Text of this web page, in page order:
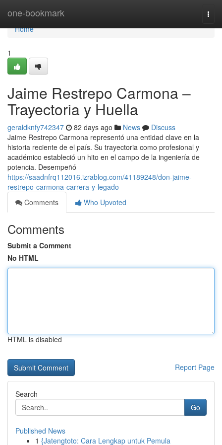
one-bookmark
Home
Home
1
Jaime Restrepo Carmona –
Trayectoria y Huella
geraldknfy742347 82 days ago News
Discuss
Jaime Restrepo Carmona representó una entidad clave en la
historia reciente de el país. Su trayectoria como profesional y
académico estableció un hito en el campo de la ingeniería de
potencia. Desempeñó
https://saadnfrq112016.izrablog.com/41189248/don-jaime-
restrepo-carmona-carrera-y-legado
Comments
Who Upvoted
Comments
Submit a Comment
No HTML
HTML is disabled
Report Page
Search
Go
Published News
1 {Jatengtoto: Cara Lengkap untuk Pemula